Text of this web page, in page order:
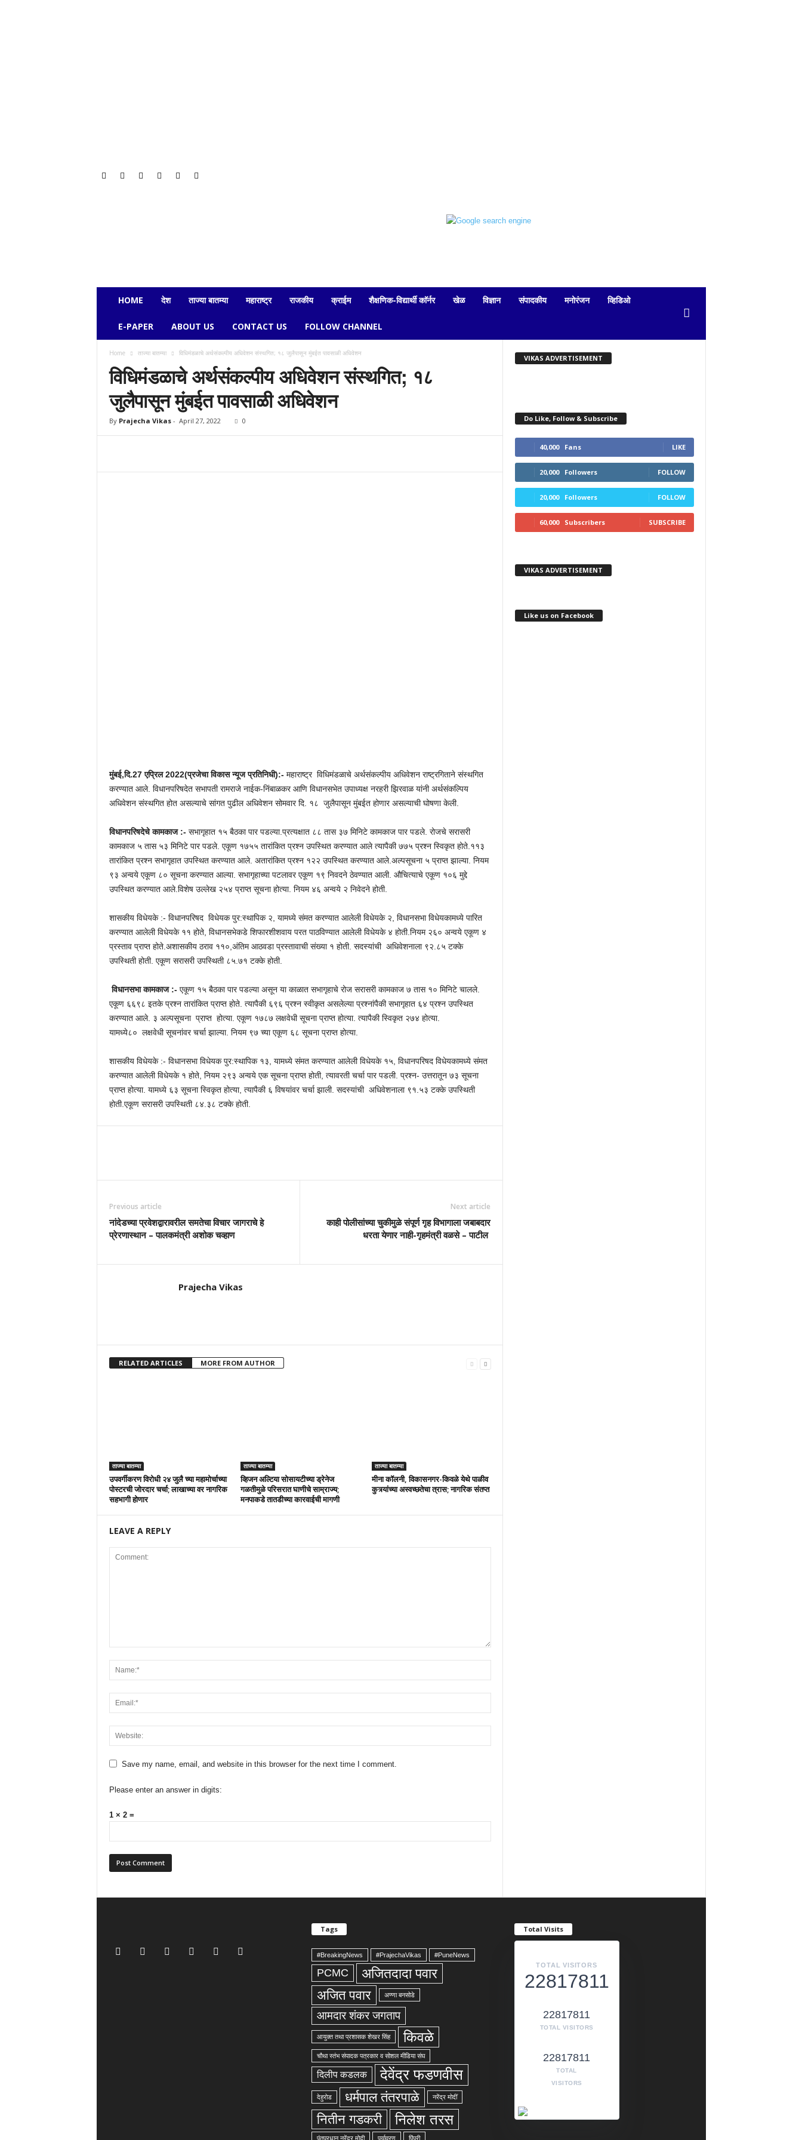
HOME देश ताज्या बातम्या महाराष्ट्र राजकीय क्राईम शैक्षणिक-विद्यार्थी काॅर्नर खेळ विज्ञान संपादकीय मनोरंजन व्हिडिओ
E-PAPER ABOUT US CONTACT US FOLLOW CHANNEL
Home ताज्या बातम्या विधिमंडळाचे अर्थसंकल्पीय अधिवेशन संस्थगित; १८ जुलैपासून मुंबईत पावसाळी अधिवेशन
विधिमंडळाचे अर्थसंकल्पीय अधिवेशन संस्थगित; १८
जुलैपासून मुंबईत पावसाळी अधिवेशन
By Prajecha Vikas- April 27, 2022 0
मुंबई,दि.27 एप्रिल 2022(प्रजेचा विकास न्यूज प्रतिनिधी):-महाराष्ट्र विधिमंडळाचे अर्थसंकल्पीय अधिवेशन राष्ट्रगिताने संस्थगित
करण्यात आले. विधानपरिषदेत सभापती रामराजे नाईक-निंबाळकर आणि विधानसभेत उपाध्यक्ष नरहरी झिरवाळ यांनी अर्थसंकल्पिय
अधिवेशन संस्थगित होत असल्याचे सांगत पुढील अधिवेशन सोमवार दि. १८ जुलैपासून मुंबईत होणार असल्याची घोषणा केली.
विधानपरिषदेचे कामकाज :-सभागृहात १५ बैठका पार पडल्या.प्रत्यक्षात ८८ तास ३७ मिनिटे कामकाज पार पडले. रोजचे सरासरी
कामकाज ५ तास ५३ मिनिटे पार पडले. एकूण १७५५ तारांकित प्रश्न उपस्थित करण्यात आले त्यापैकी ७७५ प्रश्न स्विकृत होते.११३
तारांकित प्रश्न सभागृहात उपस्थित करण्यात आले. अतारांकित प्रश्न १२२ उपस्थित करण्यात आले.अल्पसूचना ५ प्राप्त झाल्या. नियम
९३ अन्वये एकूण ८० सूचना करण्यात आल्या. सभागृहाच्या पटलावर एकूण १९ निवदने ठेवण्यात आली. औचित्याचे एकूण १०६ मुद्दे
उपस्थित करण्यात आले.विशेष उल्लेख २५४ प्राप्त सूचना होत्या. नियम ४६ अन्वये २ निवेदने होती.
शासकीय विधेयके :- विधानपरिषद विधेयक पुर:स्थापिक २, यामध्ये संमत करण्यात आलेली विधेयके २, विधानसभा विधेयकामध्ये पारित
करण्यात आलेली विधेयके ११ होते, विधानसभेकडे शिफारशीशवाय परत पाठविण्यात आलेली विधेयके ४ होती.नियम २६० अन्वये एकूण ४
प्रस्ताव प्राप्त होते.अशासकीय ठराव ११०,अंतिम आठवडा प्रस्तावाची संख्या १ होती. सदस्यांची अधिवेशनाला ९२.८५ टक्के
उपस्थिती होती. एकूण सरासरी उपस्थिती ८५.७१ टक्के होती.
विधानसभा कामकाज :-एकूण १५ बैठका पार पडल्या असून या काळात सभागृहाचे रोज सरासरी कामकाज ७ तास १० मिनिटे चालले.
एकूण ६६९८ इतके प्रश्न तारांकित प्राप्त होते. त्यापैकी ६९६ प्रश्न स्वीकृत असलेल्या प्रश्नांपैकी सभागृहात ६४ प्रश्न उपस्थित
करण्यात आले. ३ अल्पसूचना प्राप्त होत्या. एकूण १७८७ लक्षवेधी सूचना प्राप्त होत्या. त्यापैकी स्विकृत २७४ होत्या.
यामध्ये८० लक्षवेधी सूचनांवर चर्चा झाल्या. नियम ९७ च्या एकूण ६८ सूचना प्राप्त होत्या.
शासकीय विधेयके :- विधानसभा विधेयक पुर:स्थापिक १३, यामध्ये संमत करण्यात आलेली विधेयके १५, विधानपरिषद विधेयकामध्ये संमत
करण्यात आलेली विधेयके १ होते, नियम २९३ अन्वये एक सूचना प्राप्त होती, त्यावरती चर्चा पार पडली. प्रश्न- उत्तरातून ७३ सूचना
प्राप्त होत्या. यामध्ये ६३ सूचना स्विकृत होत्या, त्यापैकी ६ विषयांवर चर्चा झाली. सदस्यांची अधिवेशनाला ९१.५३ टक्के उपस्थिती
होती.एकूण सरासरी उपस्थिती ८४.३८ टक्के होती.
Previous article
नांदेडच्या प्रवेशद्वारावरील समतेचा विचार जागराचे हे
प्रेरणास्थान – पालकमंत्री अशोक चव्हाण
Next article
काही पोलीसांच्या चुकीमुळे संपूर्ण गृह विभागाला जबाबदार
धरता येणार नाही-गृहमंत्री वळसे – पाटील
Prajecha Vikas
RELATED ARTICLES MORE FROM AUTHOR
ताज्या बातम्या
उपवर्गीकरण विरोधी २४ जुलै च्या महामोर्चाच्या
पोस्टरची जोरदार चर्चा; लाखाच्या वर नागरिक
सहभागी होणार
ताज्या बातम्या
व्हिजन अल्टिया सोसायटीच्या ड्रेनेज
गळतीमुळे परिसरात घाणीचे साम्राज्य;
मनपाकडे तातडीच्या कारवाईची मागणी
ताज्या बातम्या
मीना कॉलनी, विकासनगर-किवळे येथे पाळीव
कुत्र्यांच्या अस्वच्छतेचा त्रास; नागरिक संतप्त
LEAVE A REPLY
Save my name, email, and website in this browser for the next time I comment.
Please enter an answer in digits:
1 × 2 =
VIKAS ADVERTISEMENT
Do Like, Follow & Subscribe
40,000 Fans LIKE
20,000 Followers FOLLOW
20,000 Followers FOLLOW
60,000 Subscribers SUBSCRIBE
VIKAS ADVERTISEMENT
Like us on Facebook
Tags
#BreakingNews #PrajechaVikas #PuneNews
PCMC अजितदादा पवार
अजित पवार अण्णा बनसोडे
आमदार शंकर जगताप
आयुक्त तथा प्रशासक शेखर सिंह किवळे
चौथा स्तंभ संपादक पत्रकार व सोशल मीडिया संघ
दिलीप कडलक देवेंद्र फडणवीस
देहुरोड धर्मपाल तंतरपाळे नरेंद्र मोदीं
नितीन गडकरी निलेश तरस
पंतप्रधान नरेंद्र मोदी पर्यावरण पिंपरी
Total Visits
TOTAL VISITORS
22817811
22817811
TOTAL VISITORS
22817811
TOTAL
VISITORS